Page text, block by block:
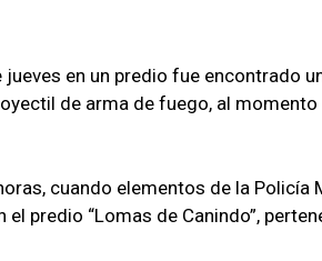
jueves en un predio fue encontrado
de arma de fuego, al
cuando elementos de la Policía
predio “Lomas de Canindo”,